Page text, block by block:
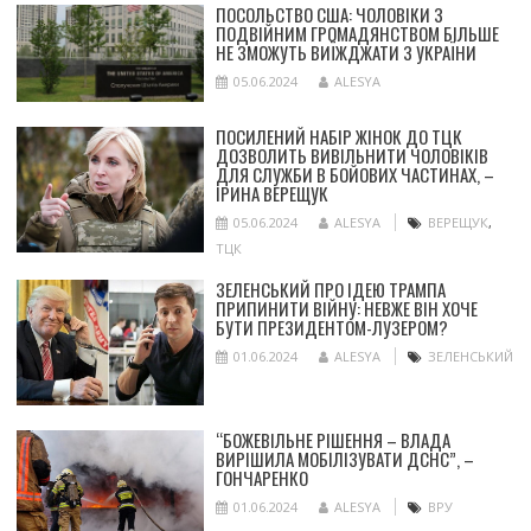
ПОСОЛЬСТВО США: ЧОЛОВІКИ З
ПОДВІЙНИМ ГРОМАДЯНСТВОМ БІЛЬШЕ
НЕ ЗМОЖУТЬ ВИЇЖДЖАТИ З УКРАЇНИ
05.06.2024 ALESYA
ПОСИЛЕНИЙ НАБІР ЖІНОК ДО ТЦК
ДОЗВОЛИТЬ ВИВІЛЬНИТИ ЧОЛОВІКІВ
ДЛЯ СЛУЖБИ В БОЙОВИХ ЧАСТИНАХ, –
ІРИНА ВЕРЕЩУК
05.06.2024 ALESYA ВЕРЕЩУК,
ТЦК
ЗЕЛЕНСЬКИЙ ПРО ІДЕЮ ТРАМПА
ПРИПИНИТИ ВІЙНУ: НЕВЖЕ ВІН ХОЧЕ
БУТИ ПРЕЗИДЕНТОМ-ЛУЗЕРОМ?
01.06.2024 ALESYA ЗЕЛЕНСЬКИЙ
“БОЖЕВІЛЬНЕ РІШЕННЯ – ВЛАДА
ВИРІШИЛА МОБІЛІЗУВАТИ ДСНС”, –
ГОНЧАРЕНКО
01.06.2024 ALESYA ВРУ